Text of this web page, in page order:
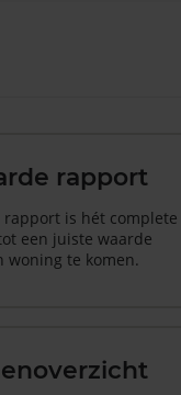
rapport
rapport is hét complete
een juiste waarde
woning te komen.